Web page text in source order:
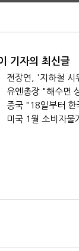
기자의 최신글
전장연, '지하철 시
유엔총장 "해수면
중국 "18일부터 한
미국 1월 소비자